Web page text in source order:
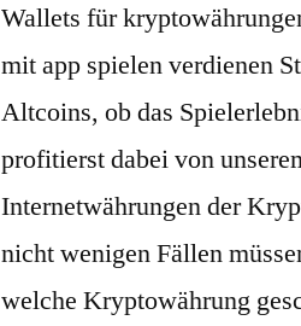
Wallets für
mit app spielen verdienen
Altcoins, ob das
profitierst dabei von
Internetwährungen der
nicht wenigen Fällen
welche Kryptowährung